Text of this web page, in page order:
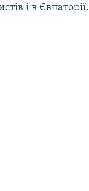
і в Євпаторії.